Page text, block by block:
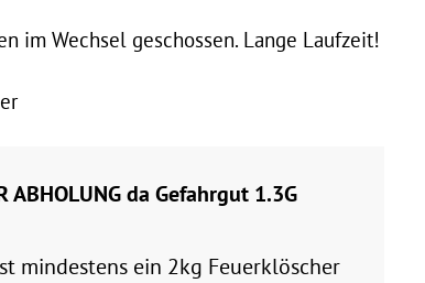
im Wechsel geschossen. Lange Laufzeit!
ABHOLUNG da Gefahrgut 1.3G
mindestens ein 2kg Feuerklöscher